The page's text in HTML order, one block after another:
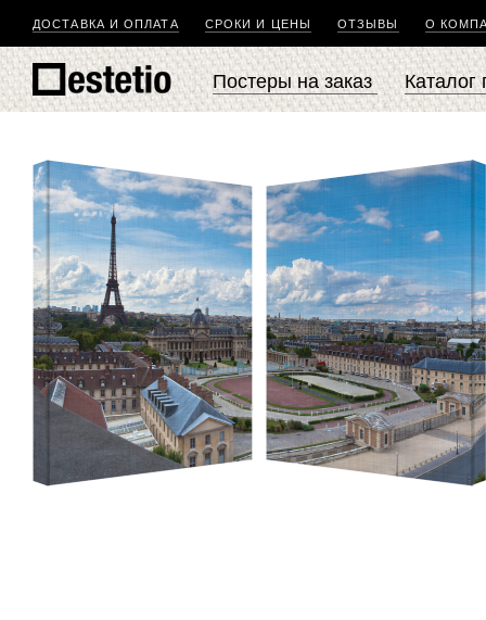
ДОСТАВКА И ОПЛАТА СРОКИ И ЦЕНЫ ОТЗЫВЫ О
Постеры на заказ Каталог